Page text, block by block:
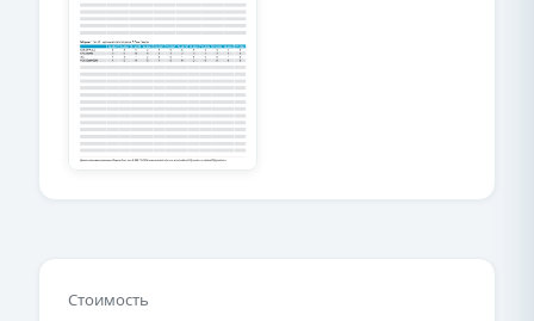
Стоимость